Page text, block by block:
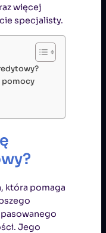
więcej
specjalisty.
pomocy
która pomaga
Jego